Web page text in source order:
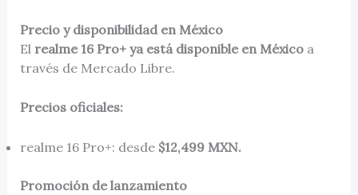
Precio y disponibilidad en México
El realme 16 Pro+ ya está disponible en Méxicoa
través de Mercado Libre.
Precios oficiales:
realme 16 Pro+: desde $12,499 MXN.
Promoción de lanzamiento